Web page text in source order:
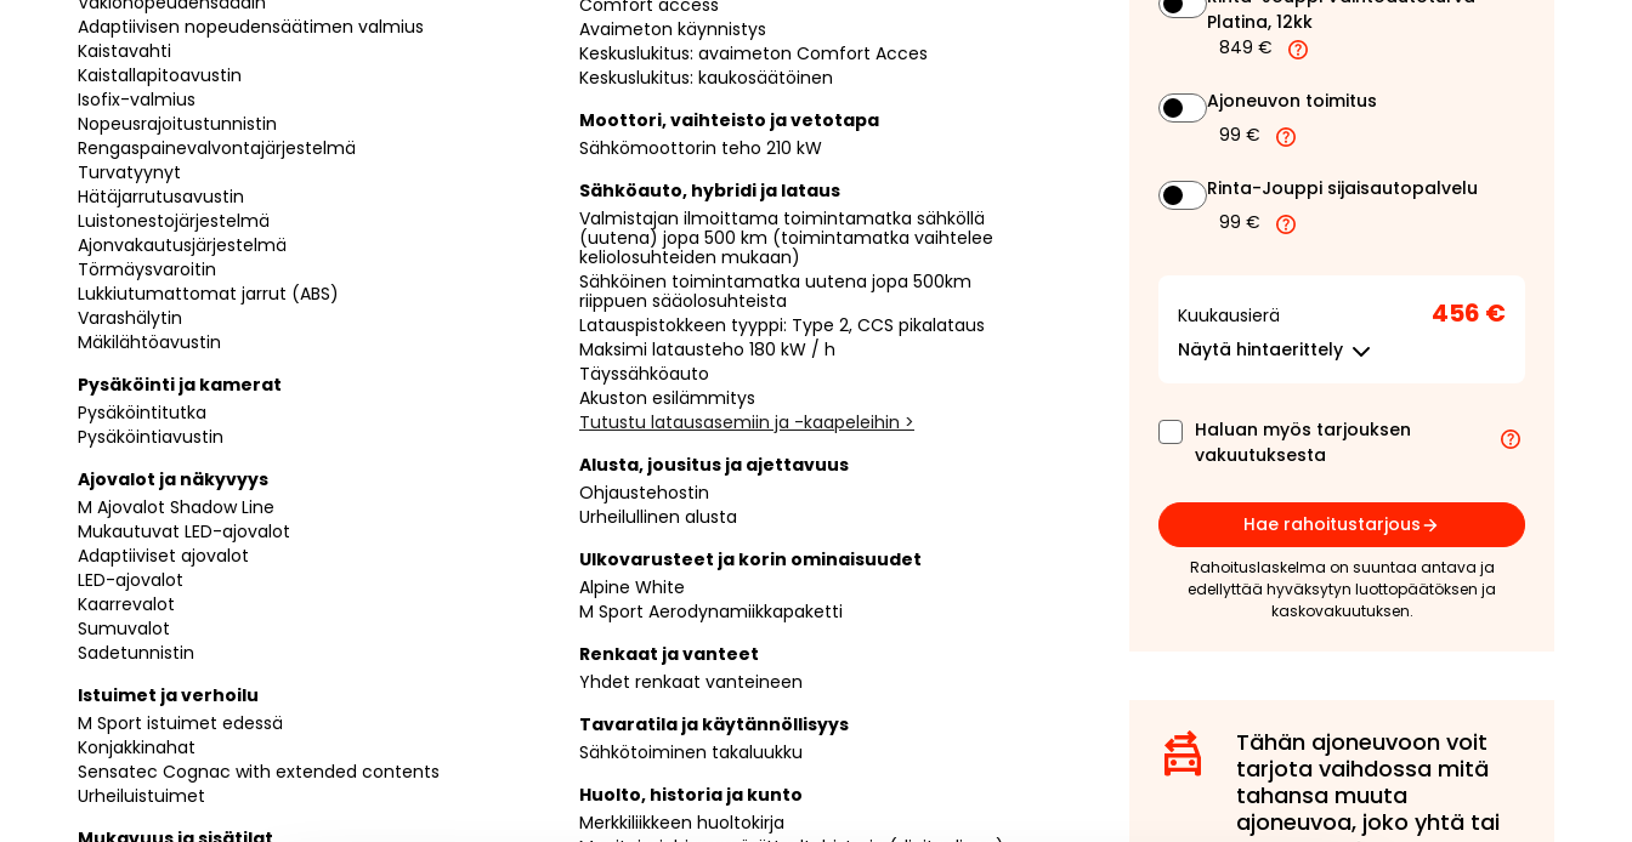
Adaptiivisen nopeudensäätimen valmius
Kaistavahti
Kaistallapitoavustin
Isofix-valmius
Nopeusrajoitustunnistin
Rengaspainevalvontajärjestelmä
Turvatyynyt
Hätäjarrutusavustin
Luistonestojärjestelmä
Ajonvakautusjärjestelmä
Törmäysvaroitin
Lukkiutumattomat jarrut (ABS)
Varashälytin
Mäkilähtöavustin
Pysäköinti ja kamerat
Pysäköintitutka
Pysäköintiavustin
Ajovalot ja näkyvyys
M Ajovalot Shadow Line
Mukautuvat LED-ajovalot
Adaptiiviset ajovalot
LED-ajovalot
Kaarrevalot
Sumuvalot
Sadetunnistin
Istuimet ja verhoilu
M Sport istuimet edessä
Konjakkinahat
Sensatec Cognac with extended contents
Urheiluistuimet
Avaimeton käynnistys
Keskuslukitus: avaimeton Comfort Acces
Keskuslukitus: kaukosäätöinen
Moottori, vaihteisto ja vetotapa
Sähkömoottorin teho 210 kW
Sähköauto, hybridi ja lataus
Valmistajan ilmoittama toimintamatka sähköllä
(uutena) jopa 500 km (toimintamatka vaihtelee
keliolosuhteiden mukaan)
Sähköinen toimintamatka uutena jopa 500km
riippuen sääolosuhteista
Latauspistokkeen tyyppi: Type 2, CCS pikalataus
Maksimi latausteho 180 kW / h
Täyssähköauto
Akuston esilämmitys
Tutustu latausasemiin ja -kaapeleihin >
Alusta, jousitus ja ajettavuus
Ohjaustehostin
Urheilullinen alusta
Ulkovarusteet ja korin ominaisuudet
Alpine White
M Sport Aerodynamiikkapaketti
Renkaat ja vanteet
Yhdet renkaat vanteineen
Tavaratila ja käytännöllisyys
Sähkötoiminen takaluukku
Huolto, historia ja kunto
Merkkiliikkeen huoltokirja
Platina, 12kk
849 €
Ajoneuvon toimitus
99 €
Rinta-Jouppi sijaisautopalvelu
99 €
Kuukausierä 456 €
Näytä hintaerittely
Haluan myös tarjouksen
vakuutuksesta
Hae rahoitustarjous
Rahoituslaskelma on suuntaa antava ja
edellyttää hyväksytyn luottopäätöksen ja
kaskovakuutuksen.
Tähän ajoneuvoon voit
tarjota vaihdossa mitä
tahansa muuta
ajoneuvoa, joko yhtä tai